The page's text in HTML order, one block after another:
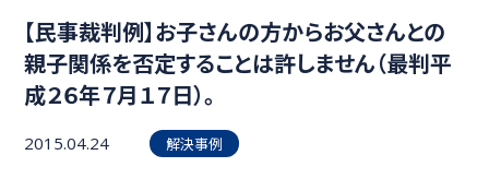
【民事裁判例】お子さんの方からお父さんとの
親子関係を否定することは許しません（最判平
成２６年７月１７日）。
2015.04.24 解決事例